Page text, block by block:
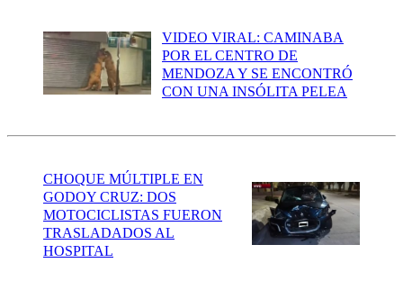
VIDEO VIRAL: CAMINABA
POR EL CENTRO DE
MENDOZA Y SE ENCONTRÓ
CON UNA INSÓLITA PELEA
CHOQUE MÚLTIPLE EN
GODOY CRUZ: DOS
MOTOCICLISTAS FUERON
TRASLADADOS AL
HOSPITAL